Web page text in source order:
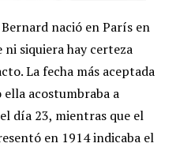
nació en París en
ni siquiera hay certeza
La fecha más aceptada
acostumbraba a
día 23, mientras que el
en 1914 indicaba el